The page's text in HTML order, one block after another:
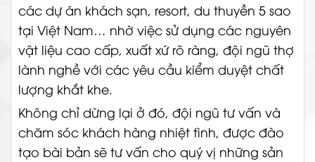
các dự án khách sạn, resort, du thuyền 5 sao
tại Việt Nam… nhờ việc sử dụng các nguyên
vật liệu cao cấp, xuất xứ rõ ràng, đội ngũ thợ
lành nghề với các yêu cầu kiểm duyệt chất
lượng khắt khe.
Không chỉ dừng lại ở đó, đội ngũ tư vấn và
chăm sóc khách hàng nhiệt tình, được đào
tạo bài bản sẽ tư vấn cho quý vị những sản